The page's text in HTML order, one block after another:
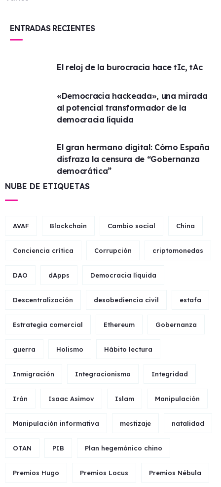
ENTRADAS RECIENTES
El reloj de la burocracia hace tIc, tAc
«Democracia hackeada», una mirada
al potencial transformador de la
democracia líquida
El gran hermano digital: Cómo España
disfraza la censura de “Gobernanza
democrática”
NUBE DE ETIQUETAS
AVAF Blockchain Cambio social China
Conciencia crítica Corrupción criptomonedas
DAO dApps Democracia líquida
Descentralización desobediencia civil estafa
Estrategia comercial Ethereum Gobernanza
guerra Holismo Hábito lectura
Inmigración Integracionismo Integridad
Irán Isaac Asimov Islam Manipulación
Manipulación informativa mestizaje natalidad
OTAN PIB Plan hegemónico chino
Premios Hugo Premios Locus Premios Nébula